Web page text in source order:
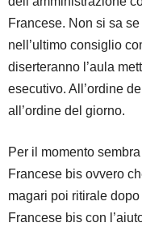
Francese. Non si sa
nell’ultimo consiglio
diserteranno l’aula
esecutivo. All’ordine
all’ordine del giorno.
Per il momento
Francese bis ovvero
magari poi ritirale
Francese bis con